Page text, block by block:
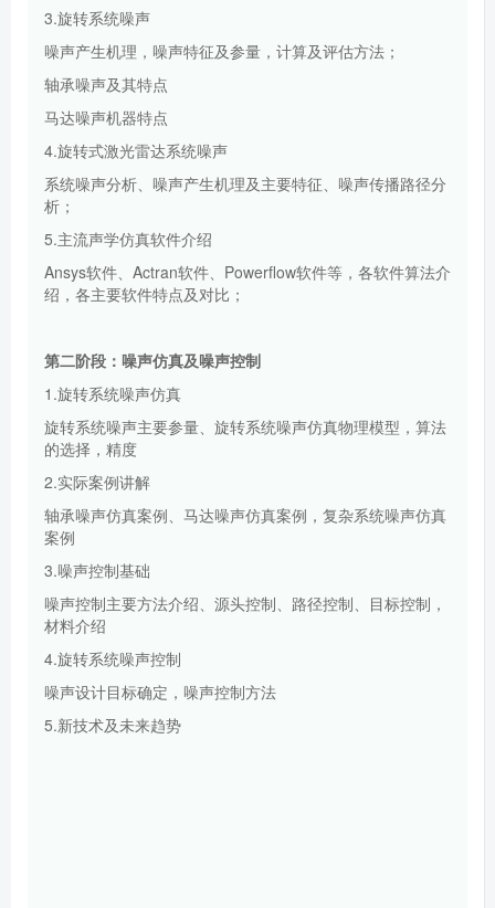
3.旋转系统噪声
噪声产生机理，噪声特征及参量，计算及评估方法；
轴承噪声及其特点
马达噪声机器特点
4.旋转式激光雷达系统噪声
系统噪声分析、噪声产生机理及主要特征、噪声传播路径分
析；
5.主流声学仿真软件介绍
Ansys软件、Actran软件、Powerflow软件等，各软件算法介
绍，各主要软件特点及对比；
第二阶段：噪声仿真及噪声控制
1.旋转系统噪声仿真
旋转系统噪声主要参量、旋转系统噪声仿真物理模型，算法
的选择，精度
2.实际案例讲解
轴承噪声仿真案例、马达噪声仿真案例，复杂系统噪声仿真
案例
3.噪声控制基础
噪声控制主要方法介绍、源头控制、路径控制、目标控制，
材料介绍
4.旋转系统噪声控制
噪声设计目标确定，噪声控制方法
5.新技术及未来趋势